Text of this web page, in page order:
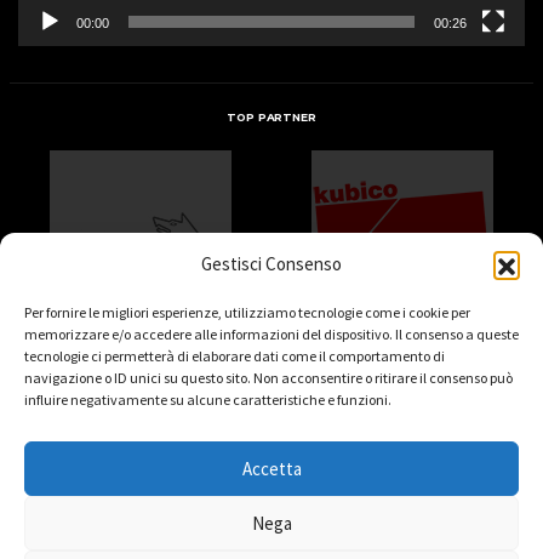
Gestisci Consenso
Per fornire le migliori esperienze, utilizziamo tecnologie come i cookie per
memorizzare e/o accedere alle informazioni del dispositivo. Il consenso a queste
tecnologie ci permetterà di elaborare dati come il comportamento di
navigazione o ID unici su questo sito. Non acconsentire o ritirare il consenso può
influire negativamente su alcune caratteristiche e funzioni.
Accetta
Nega
00:00 00:26
TOP PARTNER